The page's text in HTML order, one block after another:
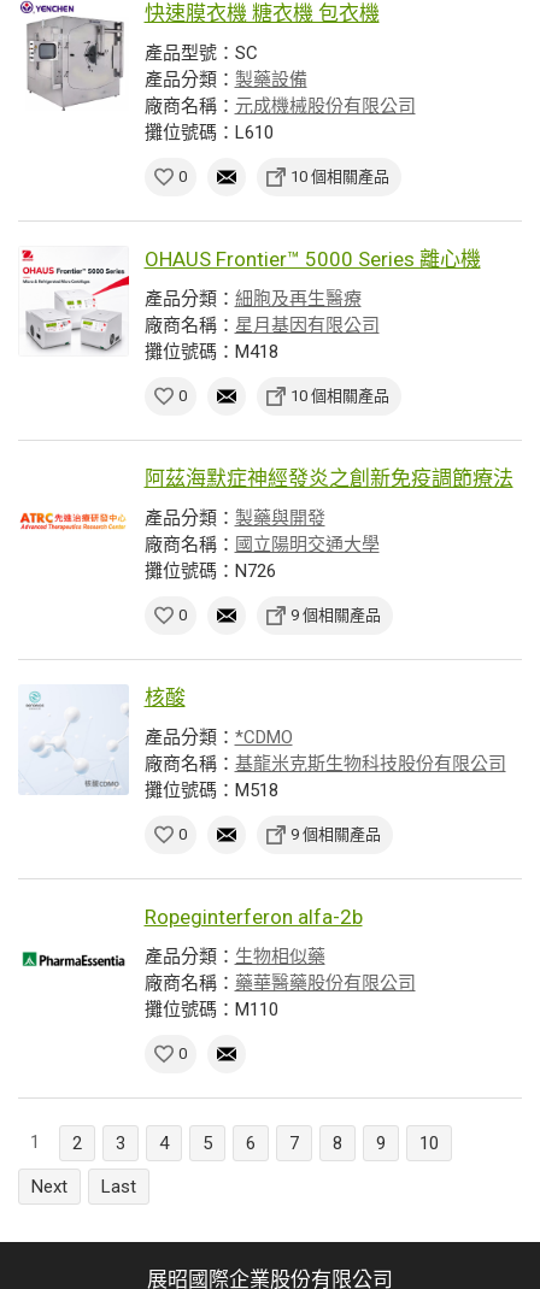
快速膜衣機 糖衣機 包衣機
產品型號：SC
產品分類： 製藥設備
廠商名稱： 元成機械股份有限公司
攤位號碼：L610
0 10 個相關產品
OHAUS Frontier™ 5000 Series 離心機
產品分類： 細胞及再生醫療
廠商名稱： 星月基因有限公司
攤位號碼：M418
0 10 個相關產品
阿茲海默症神經發炎之創新免疫調節療法
產品分類： 製藥與開發
廠商名稱： 國立陽明交通大學
攤位號碼：N726
0 9 個相關產品
核酸
產品分類： *CDMO
廠商名稱： 基龍米克斯生物科技股份有限公司
攤位號碼：M518
0 9 個相關產品
Ropeginterferon alfa-2b
產品分類： 生物相似藥
廠商名稱： 藥華醫藥股份有限公司
攤位號碼：M110
0
1 2 3 4 5 6 7 8 9
10
Next
Last
展昭國際企業股份有限公司